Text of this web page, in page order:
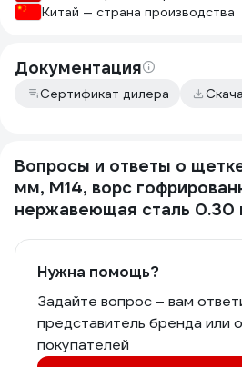
Китай — страна производства
Документация
Сертификат дилера
Вопросы и ответы о
мм, М14, ворс
нержавеющая сталь 0.30
Нужна помощь?
Задайте вопрос – вам
представитель бренда или
покупателей